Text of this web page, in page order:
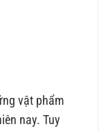
vật phẩm
nay. Tuy